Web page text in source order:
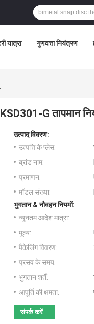
यात्रा गुणवत्ता नियंत्रण
KSD301-G तापमान
उत्पाद विवरण:
उत्पत्ति के प्लेस:
ब्रांड नाम:
प्रमाणन:
मॉडल संख्या:
भुगतान & नौवहन नियमों:
न्यूनतम आदेश मात्रा:
मूल्य:
पैकेजिंग विवरण:
प्रसव के समय:
भुगतान शर्तें:
आपूर्ति की क्षमता:
संपर्क करें